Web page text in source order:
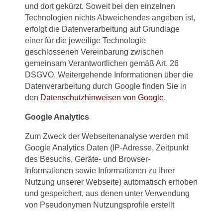
und dort gekürzt. Soweit bei den einzelnen
Technologien nichts Abweichendes angeben ist,
erfolgt die Datenverarbeitung auf Grundlage
einer für die jeweilige Technologie
geschlossenen Vereinbarung zwischen
gemeinsam Verantwortlichen gemäß Art. 26
DSGVO. Weitergehende Informationen über die
Datenverarbeitung durch Google finden Sie in
den Datenschutzhinweisen von Google.
Google Analytics
Zum Zweck der Webseitenanalyse werden mit
Google Analytics Daten (IP-Adresse, Zeitpunkt
des Besuchs, Geräte- und Browser-
Informationen sowie Informationen zu Ihrer
Nutzung unserer Webseite) automatisch erhoben
und gespeichert, aus denen unter Verwendung
von Pseudonymen Nutzungsprofile erstellt